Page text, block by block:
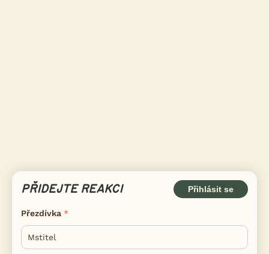
PŘIDEJTE REAKCI Přihlásit se
Přezdívka